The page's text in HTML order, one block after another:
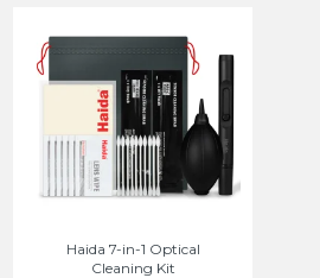
Haida 7-in-1 Optical
Cleaning Kit